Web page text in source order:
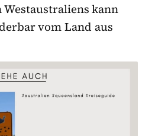
kann
vom Land aus